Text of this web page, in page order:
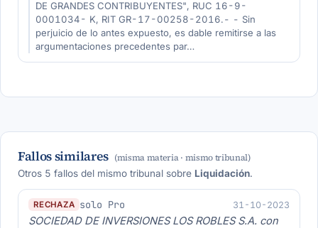
DE GRANDES CONTRIBUYENTES", RUC 16-9-
0001034- K, RIT GR-17-00258-2016.- - Sin
perjuicio de lo antes expuesto, es dable remitirse a las
argumentaciones precedentes par…
Fallos similares (misma materia · mismo tribunal)
Otros 5 fallos del mismo tribunal sobre Liquidación.
RECHAZA solo Pro 31-10-2023
SOCIEDAD DE INVERSIONES LOS ROBLES S.A. con